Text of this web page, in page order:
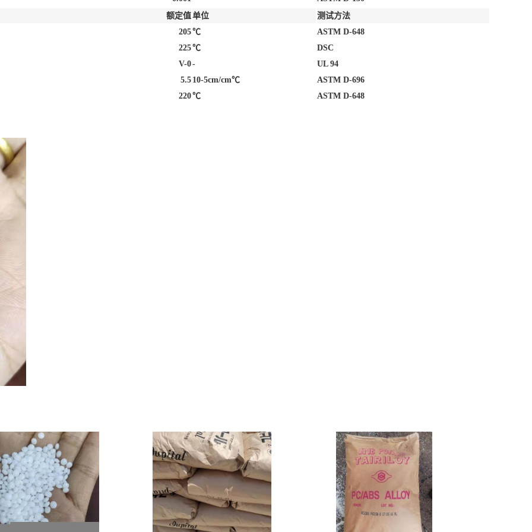
额定值单位
测试方法
205℃
ASTM D-648
225℃
DSC
V-0-
UL 94
5.5 10-5cm/cm℃
ASTM D-696
220℃ ASTM D-648